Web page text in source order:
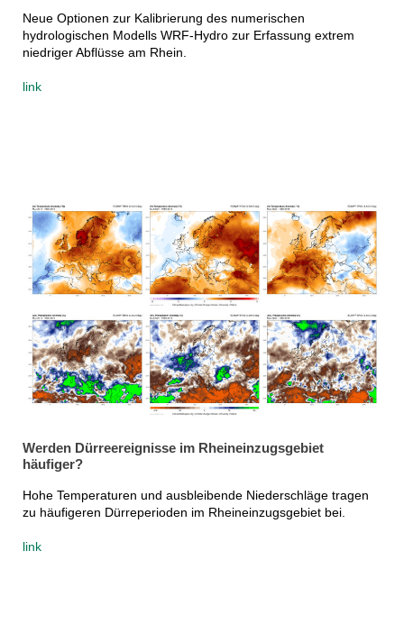
Neue Optionen zur Kalibrierung des numerischen
hydrologischen Modells WRF-Hydro zur Erfassung extrem
niedriger Abflüsse am Rhein.
link
Werden Dürreereignisse im Rheineinzugsgebiet
häufiger?
Hohe Temperaturen und ausbleibende Niederschläge tragen
zu häufigeren Dürreperioden im Rheineinzugsgebiet bei.
link